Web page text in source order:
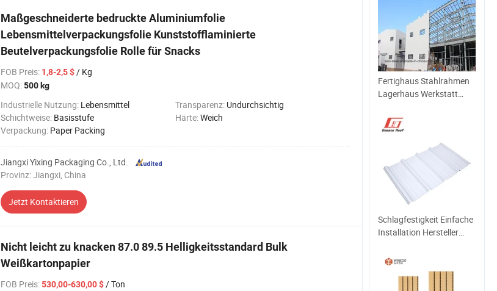
Maßgeschneiderte bedruckte Aluminiumfolie
Lebensmittelverpackungsfolie Kunststofflaminierte
Beutelverpackungsfolie Rolle für Snacks
FOB Preis: 1,8-2,5 $/ Kg
MOQ:500 kg
Industrielle Nutzung: Lebensmittel Transparenz: Undurchsichtig
Schichtweise: Basisstufe Härte:Weich
Verpackung: Paper Packing
Jiangxi Yixing Packaging Co., Ltd.
Provinz: Jiangxi, China
Jetzt Kontaktieren
Nicht leicht zu knacken 87.0 89.5 Helligkeitsstandard Bulk
Weißkartonpapier
FOB Preis:530,00-630,00 $/ Ton
Küchenschränke
Fertighaus Stahlrahmen
Lagerhaus Werkstatt
Schlagfestigkeit Einfache
Installation Hersteller
Kunststoff PVC UPVC
Dachbedachungsplatten